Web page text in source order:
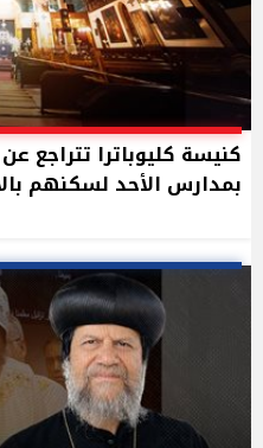
كنيسة كليوباترا تتراجع
بمدارس الأحد لسكنهم